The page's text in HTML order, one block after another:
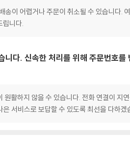
송이 어렵거나 주문이 취소될 수 있습니다.
립니다.
다. 신속한 처리를 위해 주문번호를
활하지 않을 수 있습니다. 전화 연결이 지
서비스로 보답할 수 있도록 최선을 다하겠